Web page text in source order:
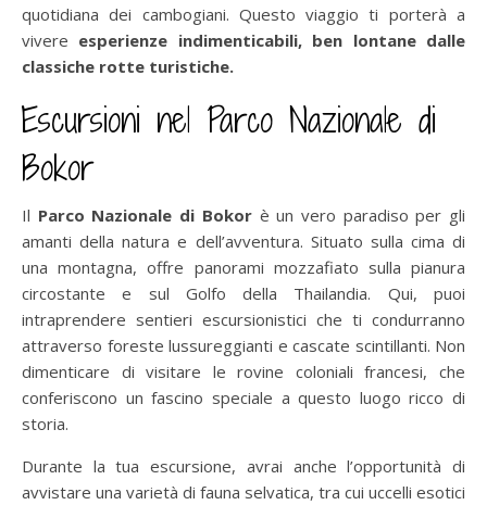
quotidiana dei cambogiani. Questo viaggio ti porterà a
vivere esperienze indimenticabili, ben lontane dalle
classiche rotte turistiche.
Escursioni nel Parco Nazionale di
Bokor
Il Parco Nazionale di Bokorè un vero paradiso per gli
amanti della natura e dell’avventura. Situato sulla cima di
una montagna, offre panorami mozzafiato sulla pianura
circostante e sul Golfo della Thailandia. Qui, puoi
intraprendere sentieri escursionistici che ti condurranno
attraverso foreste lussureggianti e cascate scintillanti. Non
dimenticare di visitare le rovine coloniali francesi, che
conferiscono un fascino speciale a questo luogo ricco di
storia.
Durante la tua escursione, avrai anche l’opportunità di
avvistare una varietà di fauna selvatica, tra cui uccelli esotici